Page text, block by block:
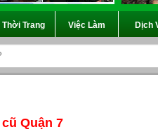
Thời Trang Việc Làm Dịch
Quận 7